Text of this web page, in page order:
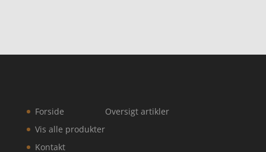
Forside
Vis alle produkter
Kontakt
Oversigt artikler